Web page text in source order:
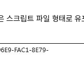
크립트 파일 형태로 유